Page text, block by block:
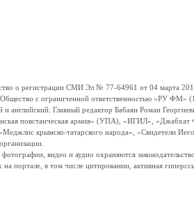
о регистрации СМИ Эл № 77-64961 от 04 марта
с ограниченной ответственностью «РУ
английский. Главный редактор Бабаян Роман
повстанческая армия» (УПА), «ИГИЛ»,
крымско-татарского народа», «Свидетели
видео и аудио охраняются
в том числе цитировании, активная